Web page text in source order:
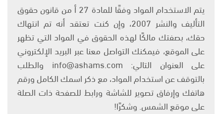
يتم الاستخدام المواد وفقًا للمادة 27 أ من قانون حقوق
التأليف والنشر 2007، وإن كنت تعتقد أنه تم انتهاك
حقك، بصفتك مالكًا لهذه الحقوق في المواد التي تظهر
على الموقع، فيمكنك التواصل معنا عبر البريد الإلكتروني
على العنوان التالي: info@ashams.com والطلب
بالتوقف عن استخدام المواد، مع ذكر اسمك الكامل ورقم
هاتفك وإرفاق تصوير للشاشة ورابط للصفحة ذات الصلة
على موقع الشمس. وشكرًا!